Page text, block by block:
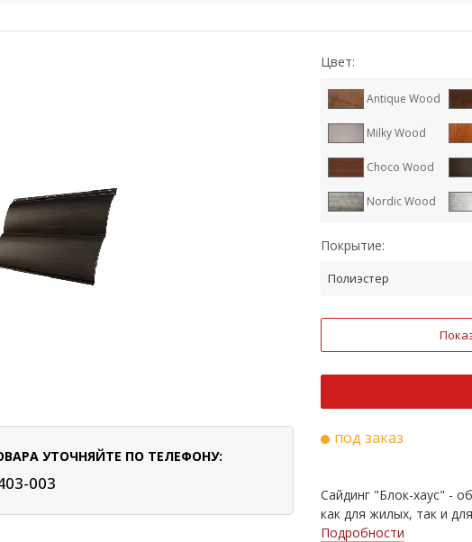
УТОЧНЯЙТЕ ПО ТЕЛЕФОНУ:
003
Цвет:
Antique Wood
Milky Wood
Choco Wood
Nordic Wood
Ral 3009
Покрытие:
Полиэстер
под заказ
Сайдинг "Блок-хаус" -
как для жилых, так и
Подробности